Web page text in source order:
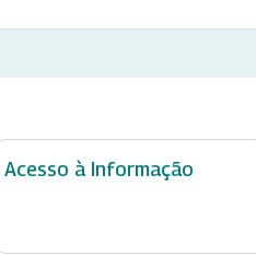
Acesso à Informação